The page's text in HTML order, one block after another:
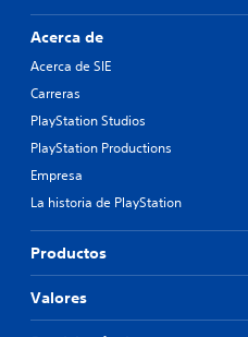
Acerca de
Acerca de SIE
Carreras
PlayStation Studios
PlayStation Productions
Empresa
La historia de PlayStation
Productos
Valores